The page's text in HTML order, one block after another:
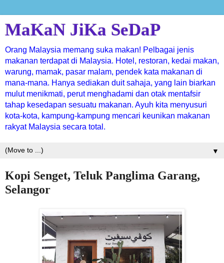
MaKaN JiKa SeDaP
Orang Malaysia memang suka makan! Pelbagai jenis
makanan terdapat di Malaysia. Hotel, restoran, kedai makan,
warung, mamak, pasar malam, pendek kata makanan di
mana-mana. Hanya sediakan duit sahaja, yang lain biarkan
mulut menikmati, perut menghadami dan otak mentafsir
tahap kesedapan sesuatu makanan. Ayuh kita menyusuri
kota-kota, kampung-kampung mencari keunikan makanan
rakyat Malaysia secara total.
▼
Kopi Senget, Teluk Panglima Garang,
Selangor